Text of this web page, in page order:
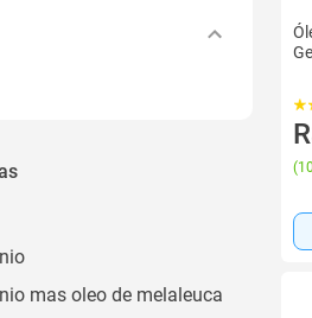
mas oleo de melaleuca
(